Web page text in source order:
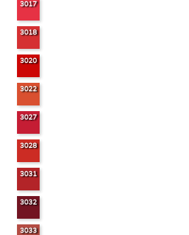
3017
3018
3020
3022
3027
3028
3031
3032
3033